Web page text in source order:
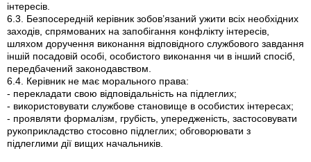
інтересів.
6.3. Безпосередній керівник зобов’язаний ужити всіх необхідних
заходів, спрямованих на запобігання конфлікту інтересів,
шляхом доручення виконання відповідного службового завдання
іншій посадовій особі, особистого виконання чи в інший спосіб,
передбачений законодавством.
6.4. Керівник не має морального права:
- перекладати свою відповідальність на підлеглих;
- використовувати службове становище в особистих інтересах;
- проявляти формалізм, грубість, упередженість, застосовувати
рукоприкладство стосовно підлеглих; обговорювати з
підлеглими дії вищих начальників.